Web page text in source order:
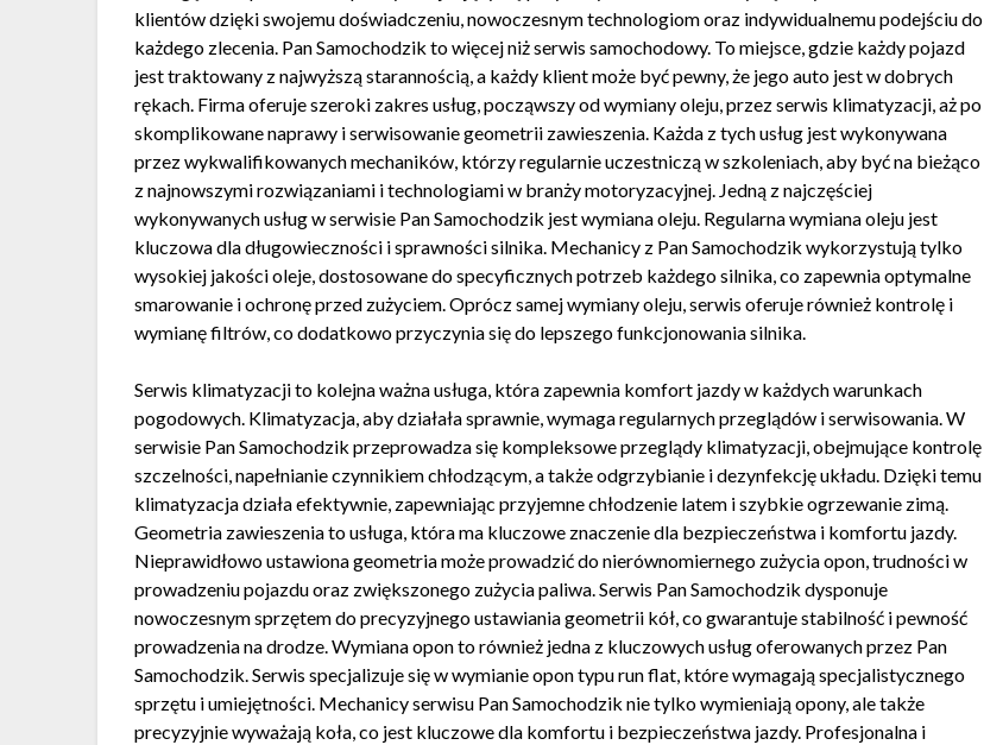
klientów dzięki swojemu doświadczeniu, nowoczesnym technologiom oraz indywidualnemu podejściu do
każdego zlecenia. Pan Samochodzik to więcej niż serwis samochodowy. To miejsce, gdzie każdy pojazd
jest traktowany z najwyższą starannością, a każdy klient może być pewny, że jego auto jest w dobrych
rękach. Firma oferuje szeroki zakres usług, począwszy od wymiany oleju, przez serwis klimatyzacji, aż po
skomplikowane naprawy i serwisowanie geometrii zawieszenia. Każda z tych usług jest wykonywana
przez wykwalifikowanych mechaników, którzy regularnie uczestniczą w szkoleniach, aby być na bieżąco
z najnowszymi rozwiązaniami i technologiami w branży motoryzacyjnej. Jedną z najczęściej
wykonywanych usług w serwisie Pan Samochodzik jest wymiana oleju. Regularna wymiana oleju jest
kluczowa dla długowieczności i sprawności silnika. Mechanicy z Pan Samochodzik wykorzystują tylko
wysokiej jakości oleje, dostosowane do specyficznych potrzeb każdego silnika, co zapewnia optymalne
smarowanie i ochronę przed zużyciem. Oprócz samej wymiany oleju, serwis oferuje również kontrolę i
wymianę filtrów, co dodatkowo przyczynia się do lepszego funkcjonowania silnika.
Serwis klimatyzacji to kolejna ważna usługa, która zapewnia komfort jazdy w każdych warunkach
pogodowych. Klimatyzacja, aby działała sprawnie, wymaga regularnych przeglądów i serwisowania. W
serwisie Pan Samochodzik przeprowadza się kompleksowe przeglądy klimatyzacji, obejmujące kontrolę
szczelności, napełnianie czynnikiem chłodzącym, a także odgrzybianie i dezynfekcję układu. Dzięki temu
klimatyzacja działa efektywnie, zapewniając przyjemne chłodzenie latem i szybkie ogrzewanie zimą.
Geometria zawieszenia to usługa, która ma kluczowe znaczenie dla bezpieczeństwa i komfortu jazdy.
Nieprawidłowo ustawiona geometria może prowadzić do nierównomiernego zużycia opon, trudności w
prowadzeniu pojazdu oraz zwiększonego zużycia paliwa. Serwis Pan Samochodzik dysponuje
nowoczesnym sprzętem do precyzyjnego ustawiania geometrii kół, co gwarantuje stabilność i pewność
prowadzenia na drodze. Wymiana opon to również jedna z kluczowych usług oferowanych przez Pan
Samochodzik. Serwis specjalizuje się w wymianie opon typu run flat, które wymagają specjalistycznego
sprzętu i umiejętności. Mechanicy serwisu Pan Samochodzik nie tylko wymieniają opony, ale także
precyzyjnie wyważają koła, co jest kluczowe dla komfortu i bezpieczeństwa jazdy. Profesjonalna i